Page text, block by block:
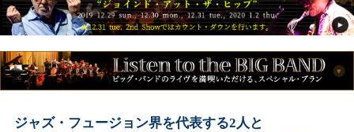
ジャズ・フュージョン界を代表する2人と